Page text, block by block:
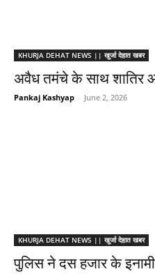
KHURJA DEHAT NEWS || खुर्जा देहात खबर
अवैध तमंचे के साथ शातिर
Pankaj Kashyap - June 2, 2026
KHURJA DEHAT NEWS || खुर्जा देहात खबर
पुलिस ने दस हजार के